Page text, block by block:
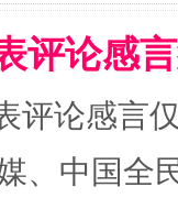
评论感
评论感言
、中国全